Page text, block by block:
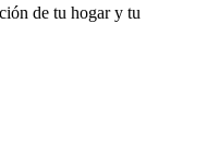
de tu hogar y tu